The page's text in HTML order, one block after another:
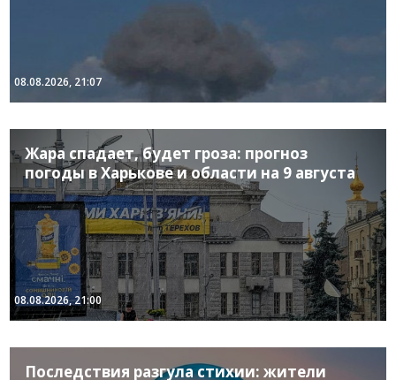
08.08.2026, 21:07
Жара спадает, будет гроза: прогноз
погоды в Харькове и области на 9 августа
08.08.2026, 21:00
Последствия разгула стихии: жители